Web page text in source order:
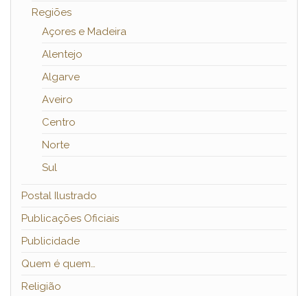
Regiões
Açores e Madeira
Alentejo
Algarve
Aveiro
Centro
Norte
Sul
Postal Ilustrado
Publicações Oficiais
Publicidade
Quem é quem…
Religião